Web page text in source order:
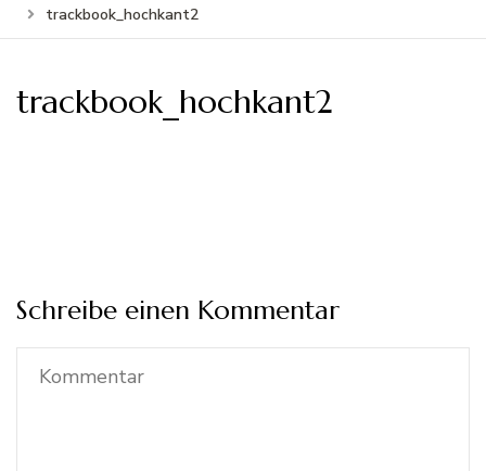
trackbook_hochkant2
trackbook_hochkant2
Schreibe einen Kommentar